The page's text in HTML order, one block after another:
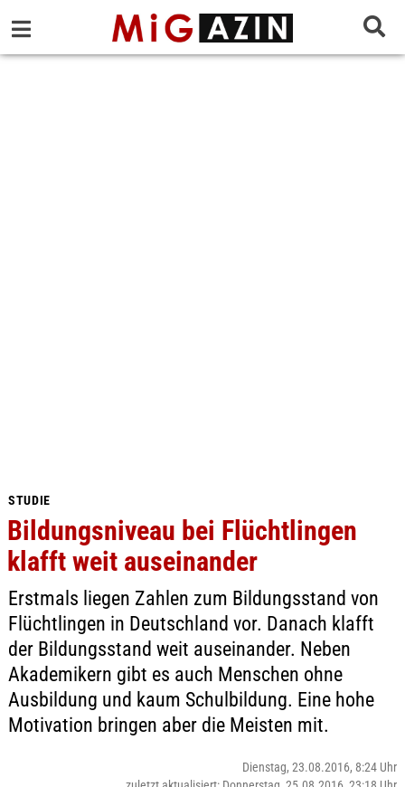
STUDIE
Bildungsniveau bei Flüchtlingen
klafft weit auseinander
Erstmals liegen Zahlen zum Bildungsstand von
Flüchtlingen in Deutschland vor. Danach klafft
der Bildungsstand weit auseinander. Neben
Akademikern gibt es auch Menschen ohne
Ausbildung und kaum Schulbildung. Eine hohe
Motivation bringen aber die Meisten mit.
Dienstag, 23.08.2016, 8:24 Uhr